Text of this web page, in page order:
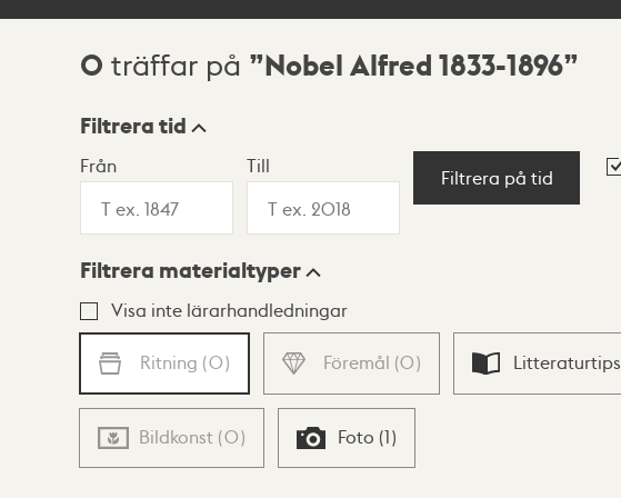
Sökresultat
0 träffar på Nobel Alfred 1833-1896
Visningsläge
Lista Karta
Filtrera tid
Från Till
Filtrera på tid
Filtrera materialtyper
Visa inte lärarhandledningar
Ritning (0) Föremål (0) Litteraturtips
Bildkonst (0) Foto (1)